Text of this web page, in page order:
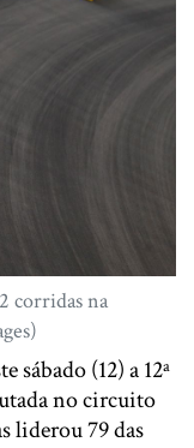
corridas na
(12) a 12ª
no circuito
liderou 79 das